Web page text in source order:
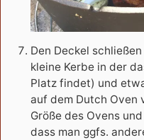
Den Deckel
kleine Kerbe in der
Platz findet) und
auf dem Dutch Oven
Größe des Ovens
dass man ggfs.